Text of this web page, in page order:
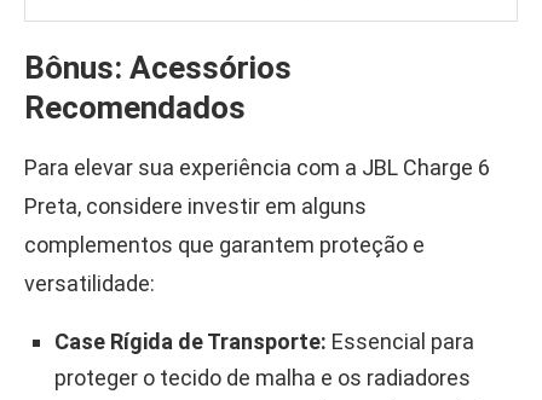
Bônus: Acessórios
Recomendados
Para elevar sua experiência com a JBL Charge 6
Preta, considere investir em alguns
complementos que garantem proteção e
versatilidade:
Case Rígida de Transporte: Essencial para
proteger o tecido de malha e os radiadores